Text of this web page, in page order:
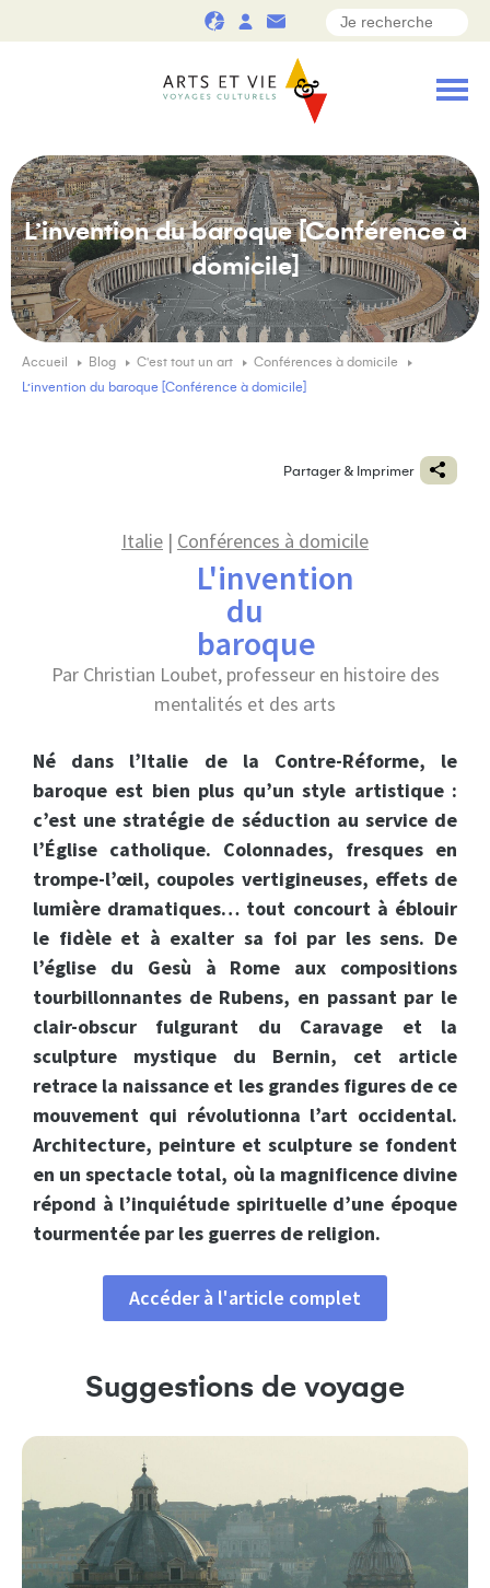
L’invention du baroque [Conférence à
domicile]
Accueil Blog C'est tout un art
Conférences à domicile
L’invention du baroque [Conférence à domicile]
Partager & Imprimer
Italie | Conférences à domicile
L'invention
du
baroque
Par Christian Loubet, professeur en histoire des
mentalités et des arts
Né dans l’Italie de la Contre-Réforme, le
baroque est bien plus qu’un style artistique :
c’est une stratégie de séduction au service de
l’Église catholique. Colonnades, fresques en
trompe-l’œil, coupoles vertigineuses, effets de
lumière dramatiques… tout concourt à éblouir
le fidèle et à exalter sa foi par les sens. De
l’église du Gesù à Rome aux compositions
tourbillonnantes de Rubens, en passant par le
clair-obscur fulgurant du Caravage et la
sculpture mystique du Bernin, cet article
retrace la naissance et les grandes figures de ce
mouvement qui révolutionna l’art occidental.
Architecture, peinture et sculpture se fondent
en un spectacle total, où la magnificence divine
répond à l’inquiétude spirituelle d’une époque
tourmentée par les guerres de religion.
Accéder à l'article complet
Suggestions de voyage